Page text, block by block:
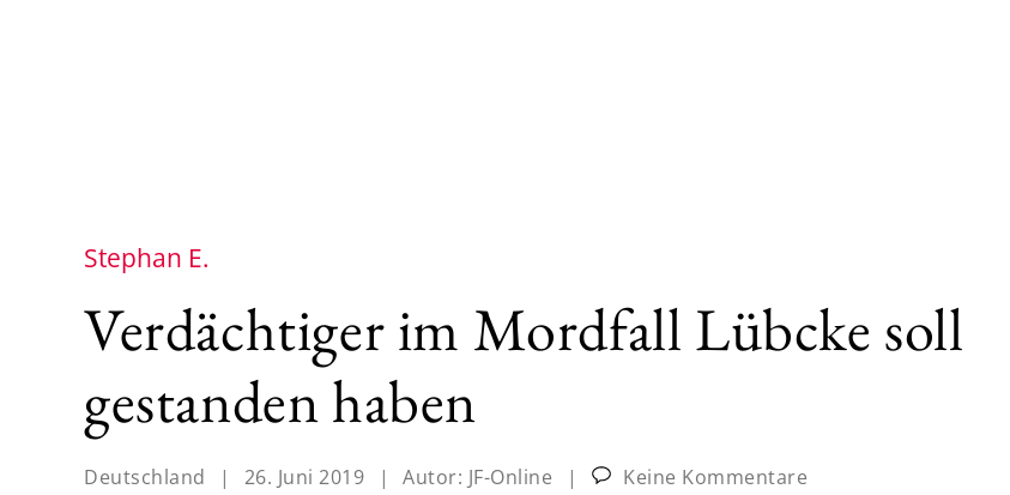
Stephan E.
Verdächtiger im Mordfall Lübcke soll
gestanden haben
Deutschland | 26. Juni 2019 | Autor: JF-Online |
Keine Kommentare